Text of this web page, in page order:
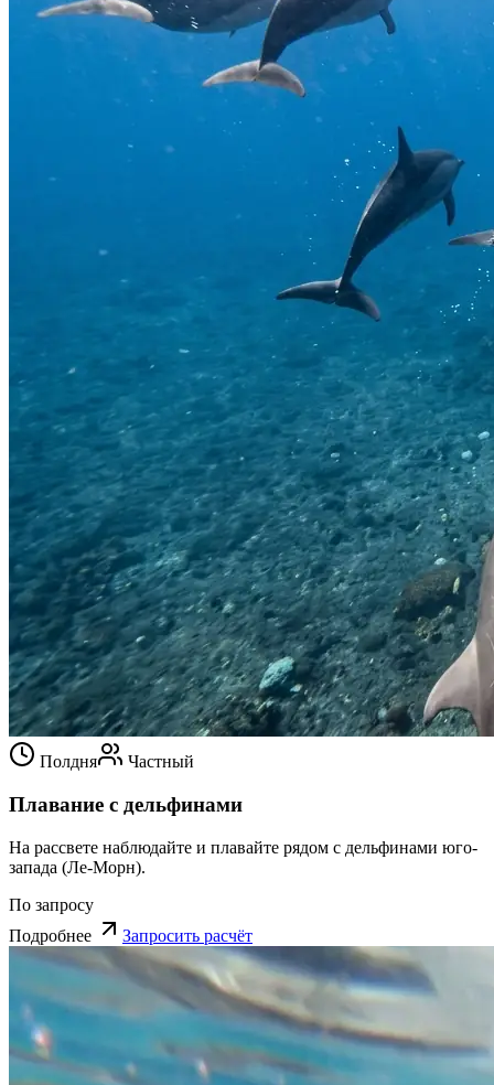
Полдня Частный
Плавание с дельфинами
На рассвете наблюдайте и плавайте рядом с дельфинами юго-
запада (Ле-Морн).
По запросу
Подробнее
Запросить расчёт